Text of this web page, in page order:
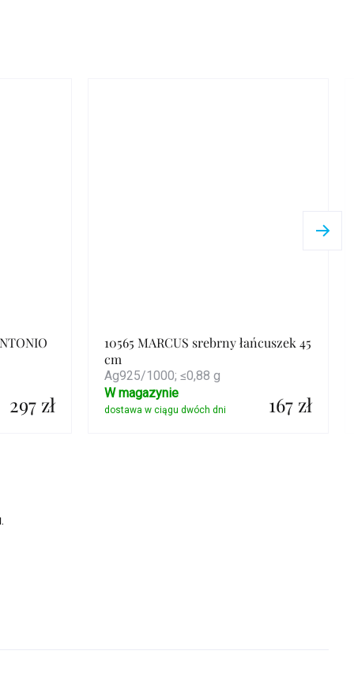
297 zł
10565 MARCUS srebrny łańcuszek 45
cm
Ag925/1000; ≤0,88 g
167 zł
W magazynie